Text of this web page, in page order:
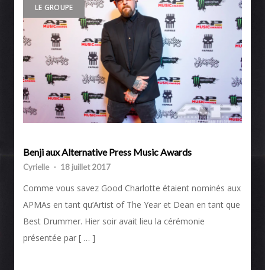
LE GROUPE
Benji aux Alternative Press Music Awards
Cyrielle - 18 juillet 2017
Comme vous savez Good Charlotte étaient nominés aux
APMAs en tant qu’Artist of The Year et Dean en tant que
Best Drummer. Hier soir avait lieu la cérémonie
présentée par [ … ]